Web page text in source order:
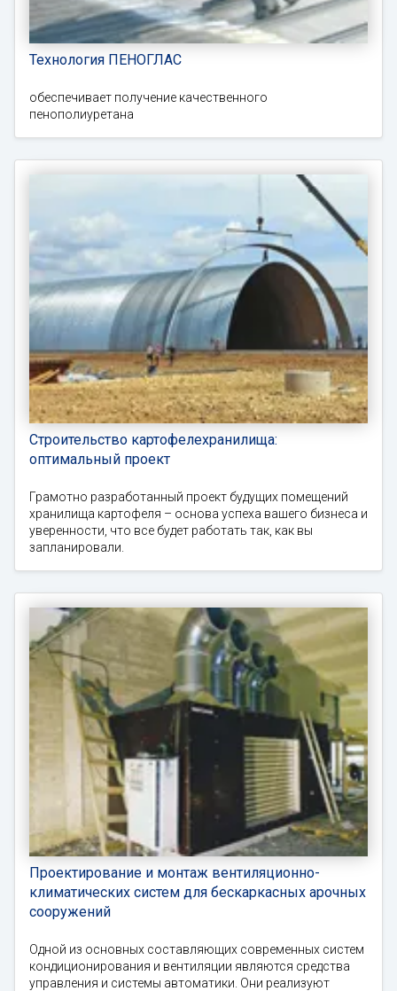
Технология ПЕНОГЛАС
обеспечивает получение качественного
пенополиуретана
Строительство картофелехранилища:
оптимальный проект
Грамотно разработанный проект будущих помещений
хранилища картофеля – основа успеха вашего бизнеса и
уверенности, что все будет работать так, как вы
запланировали.
Проектирование и монтаж вентиляционно-
климатических систем для бескаркасных арочных
сооружений
Одной из основных составляющих современных систем
кондиционирования и вентиляции являются средства
управления и системы автоматики. Они реализуют